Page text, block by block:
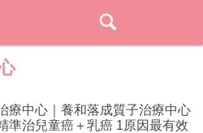
療中心｜養和落成質子治療中心
準治兒童癌＋乳癌 1原因最有效